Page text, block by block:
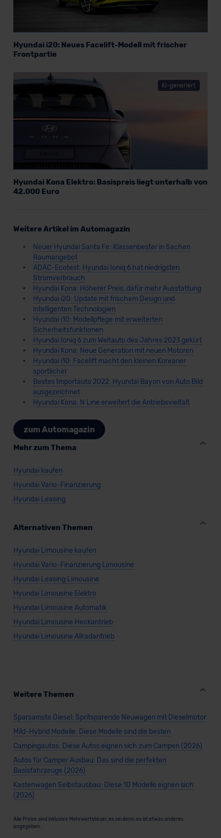
Hyundai i20: Neues Facelift-Modell mit frischer
Frontpartie
KI-generiert
Hyundai Kona Elektro: Basispreis liegt unterhalb von
42.000 Euro
Weitere Artikel im Automagazin
Neuer Hyundai Santa Fe: Klassenbester in Sachen
Raumangebot
ADAC-Ecotest: Hyundai Ioniq 6 hat niedrigsten
Stromverbrauch
Hyundai Kona: Höherer Preis, dafür mehr Ausstattung
Hyundai i20: Update mit frischem Design und
intelligenten Technologien
Hyundai i10: Modellpflege mit erweiterten
Sicherheitsfunktionen
Hyundai Ioniq 6 zum Weltauto des Jahres 2023 gekürt
Hyundai Kona: Neue Generation mit neuen Motoren
Hyundai i10: Facelift macht den kleinen Koreaner
sportlicher
Bestes Importauto 2022: Hyundai Bayon von Auto Bild
ausgezeichnet
Hyundai Kona: N Line erweitert die Antriebsvielfalt
zum Automagazin
Mehr zum Thema
Hyundai kaufen
Hyundai Vario-Finanzierung
Hyundai Leasing
Alternativen Themen
Hyundai Limousine kaufen
Hyundai Vario-Finanzierung Limousine
Hyundai Leasing Limousine
Hyundai Limousine Elektro
Hyundai Limousine Automatik
Hyundai Limousine Heckantrieb
Hyundai Limousine Allradantrieb
Weitere Themen
Sparsamste Diesel: Spritsparende Neuwagen mit Dieselmotor
Mild-Hybrid Modelle: Diese Modelle sind die besten
Campingautos: Diese Autos eignen sich zum Campen (2026)
Autos für Camper Ausbau: Das sind die perfekten
Basisfahrzeuge (2026)
Kastenwagen Selbstausbau: Diese 10 Modelle eignen sich
(2026)
Alle Preise sind inklusive Mehrwertsteuer, es sei denn, es ist etwas anderes
angegeben.